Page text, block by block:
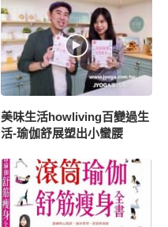
美味生活howliving百變過生
活-瑜伽舒展塑出小蠻腰